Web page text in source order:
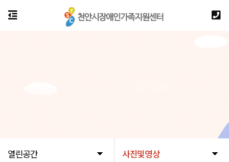
열린공간 사진및영상